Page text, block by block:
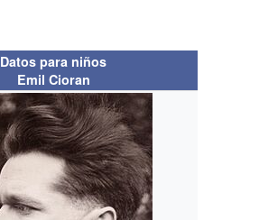
Datos para niños
Emil Cioran